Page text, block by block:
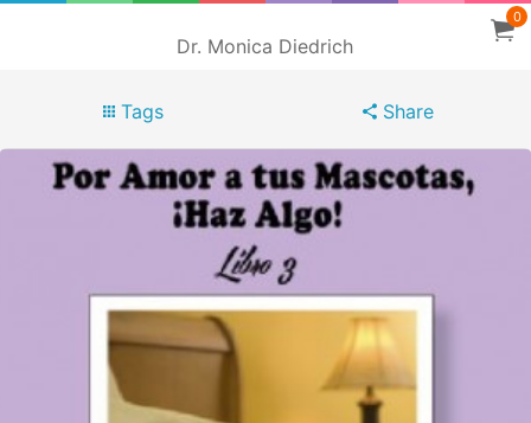
Dr. Monica Diedrich
0
Tags Share